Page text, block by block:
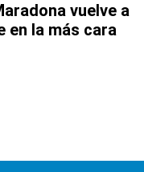
vuelve a
en la más cara